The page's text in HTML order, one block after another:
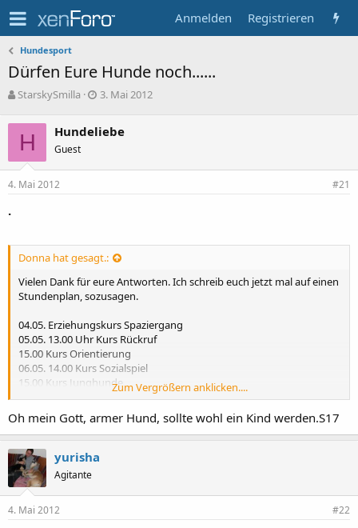
Anmelden Registrieren
Hundesport
Dürfen Eure Hunde noch......
T
e
m
e
n
s
e
r
StarskySmilla
B
i
3. Mai 2012
H Hundeliebe
Guest
4. Mai 2012 #21
.
Donna hat gesagt.:
Vielen Dank für eure Antworten. Ich schreib euch jetzt mal auf einen
Stundenplan, sozusagen.
04.05. Erziehungskurs Spaziergang
05.05. 13.00 Uhr Kurs Rückruf
15.00 Kurs Orientierung
06.05. 14.00 Kurs Sozialspiel
15.00 Kurs Junghunde
09.05 Erziehungskurs Spaziergang
11.05. Kurs Orientierung
16.05. 17.00 Uhr Spaziergang Erziehung
18.00 Uhr Kurs Zuneigung
Der Hund ist ein halbes Jahr alt und eine französische Bulldogge!?
Sorry, bin ich jetzt falsch, oder was?????
Liebe Grüße Donna
Zum Vergrößern anklicken....
Oh mein Gott, armer Hund, sollte wohl ein Kind werden.S17
yurisha
Agitante
4. Mai 2012 #22